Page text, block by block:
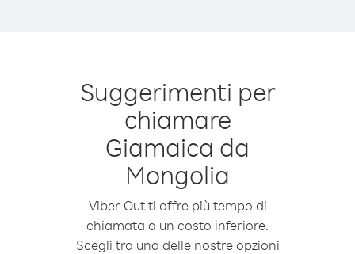
Suggerimenti per
chiamare
Giamaica da
Mongolia
Viber Out ti offre più tempo di
chiamata a un costo inferiore.
Scegli tra una delle nostre opzioni